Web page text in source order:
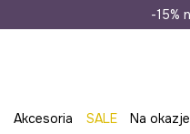
Wysyłka
-15%
Akcesoria SALE Na okazje